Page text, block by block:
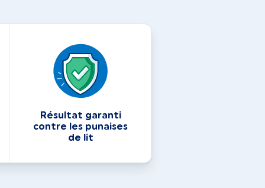
Résultat garanti
contre les punaises
de lit